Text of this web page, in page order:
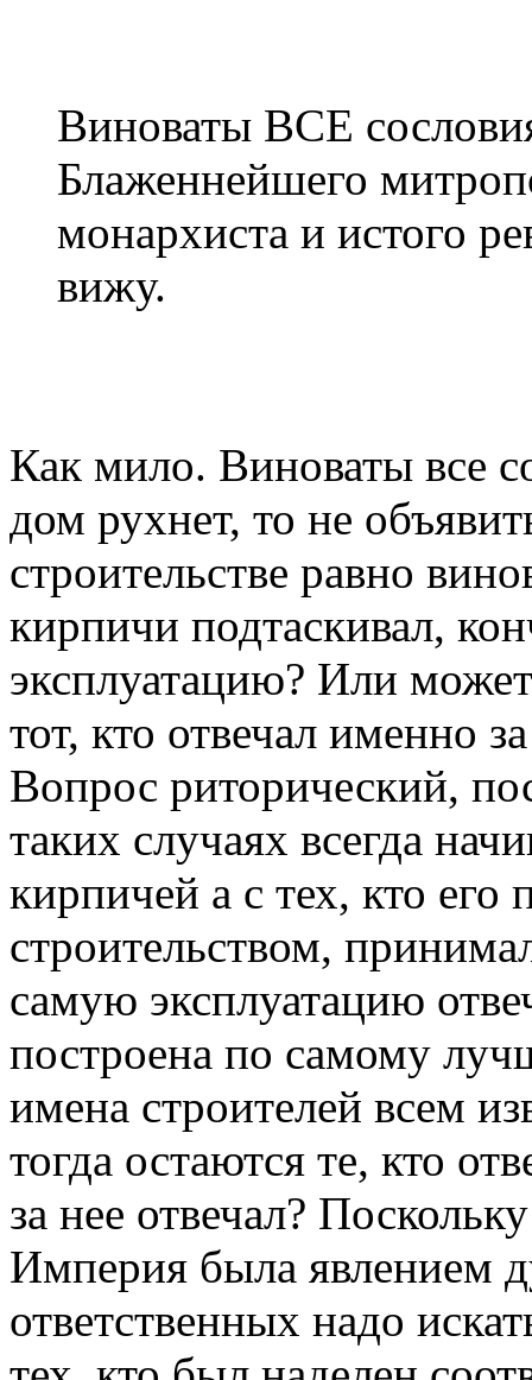
Виноваты ВСЕ
Блаженнейшего
монархиста и истого
вижу.
Как мило. Виноваты все
дом рухнет, то не
строительстве равно
кирпичи подтаскивал,
эксплуатацию? Или
тот, кто отвечал именно
Вопрос риторический,
таких случаях всегда
кирпичей а с тех, кто его
строительством,
самую эксплуатацию
построена по самому
имена строителей всем
тогда остаются те, кто
за нее отвечал?
Империя была явлением
ответственных надо